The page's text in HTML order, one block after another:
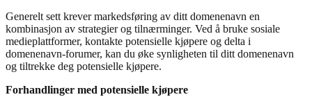
Generelt sett krever markedsføring av ditt domenenavn en
kombinasjon av strategier og tilnærminger. Ved å bruke sosiale
medieplattformer, kontakte potensielle kjøpere og delta i
domenenavn-forumer, kan du øke synligheten til ditt domenenavn
og tiltrekke deg potensielle kjøpere.
Forhandlinger med potensielle kjøpere